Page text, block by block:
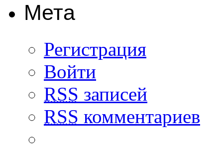
Мета
Регистрация
Войти
RSS записей
RSS комментариев